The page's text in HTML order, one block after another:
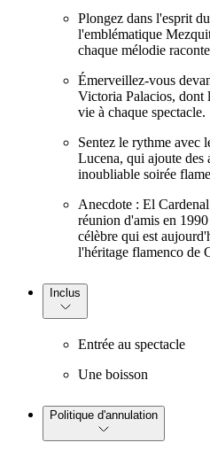
Plongez dans l'esprit
l'emblématique
chaque mélodie
Émerveillez-vous
Victoria Palacios, dont
vie à chaque spectacle.
Sentez le rythme avec
Lucena, qui ajoute des
inoubliable soirée
Anecdote : El
réunion d'amis en
célèbre qui est
l'héritage flamenco de
Inclus
Entrée au spectacle
Une boisson
Politique d'annulation